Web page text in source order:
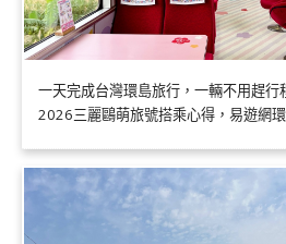
一天完成台灣環島旅行，一輛不用趕行
2026三麗鷗萌旅號搭乘心得，易遊網